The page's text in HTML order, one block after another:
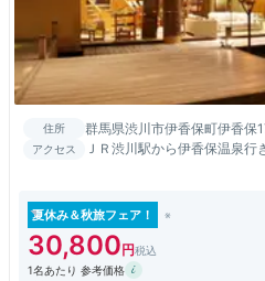
住所 群馬県渋川市伊香保町伊香保
アクセス
ＪＲ渋川駅から伊香保温泉
夏休み＆秋旅フェア！
30,800
1名あたり 参考価格